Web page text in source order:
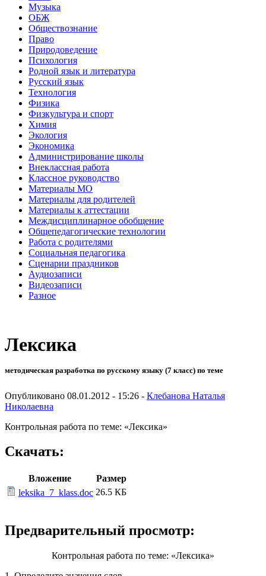
Музыка
ОБЖ
Обществознание
Право
Природоведение
Психология
Родной язык и литература
Русский язык
Технология
Физика
Физкультура и спорт
Химия
Экология
Экономика
Администрирование школы
Внеклассная работа
Классное руководство
Материалы МО
Материалы для родителей
Материалы к аттестации
Междисциплинарное обобщение
Общепедагогические технологии
Работа с родителями
Социальная педагогика
Сценарии праздников
Аудиозаписи
Видеозаписи
Разное
Лексика
методическая разработка по русскому языку (7 класс) по теме
Опубликовано 08.01.2012 - 15:26 - Клебанова Наталья
Николаевна
Контрольная работа по теме: «Лексика»
Скачать:
Вложение
Размер
leksika_7_klass.doc 26.5 КБ
Предварительный просмотр:
Контрольная работа по теме: «Лексика»